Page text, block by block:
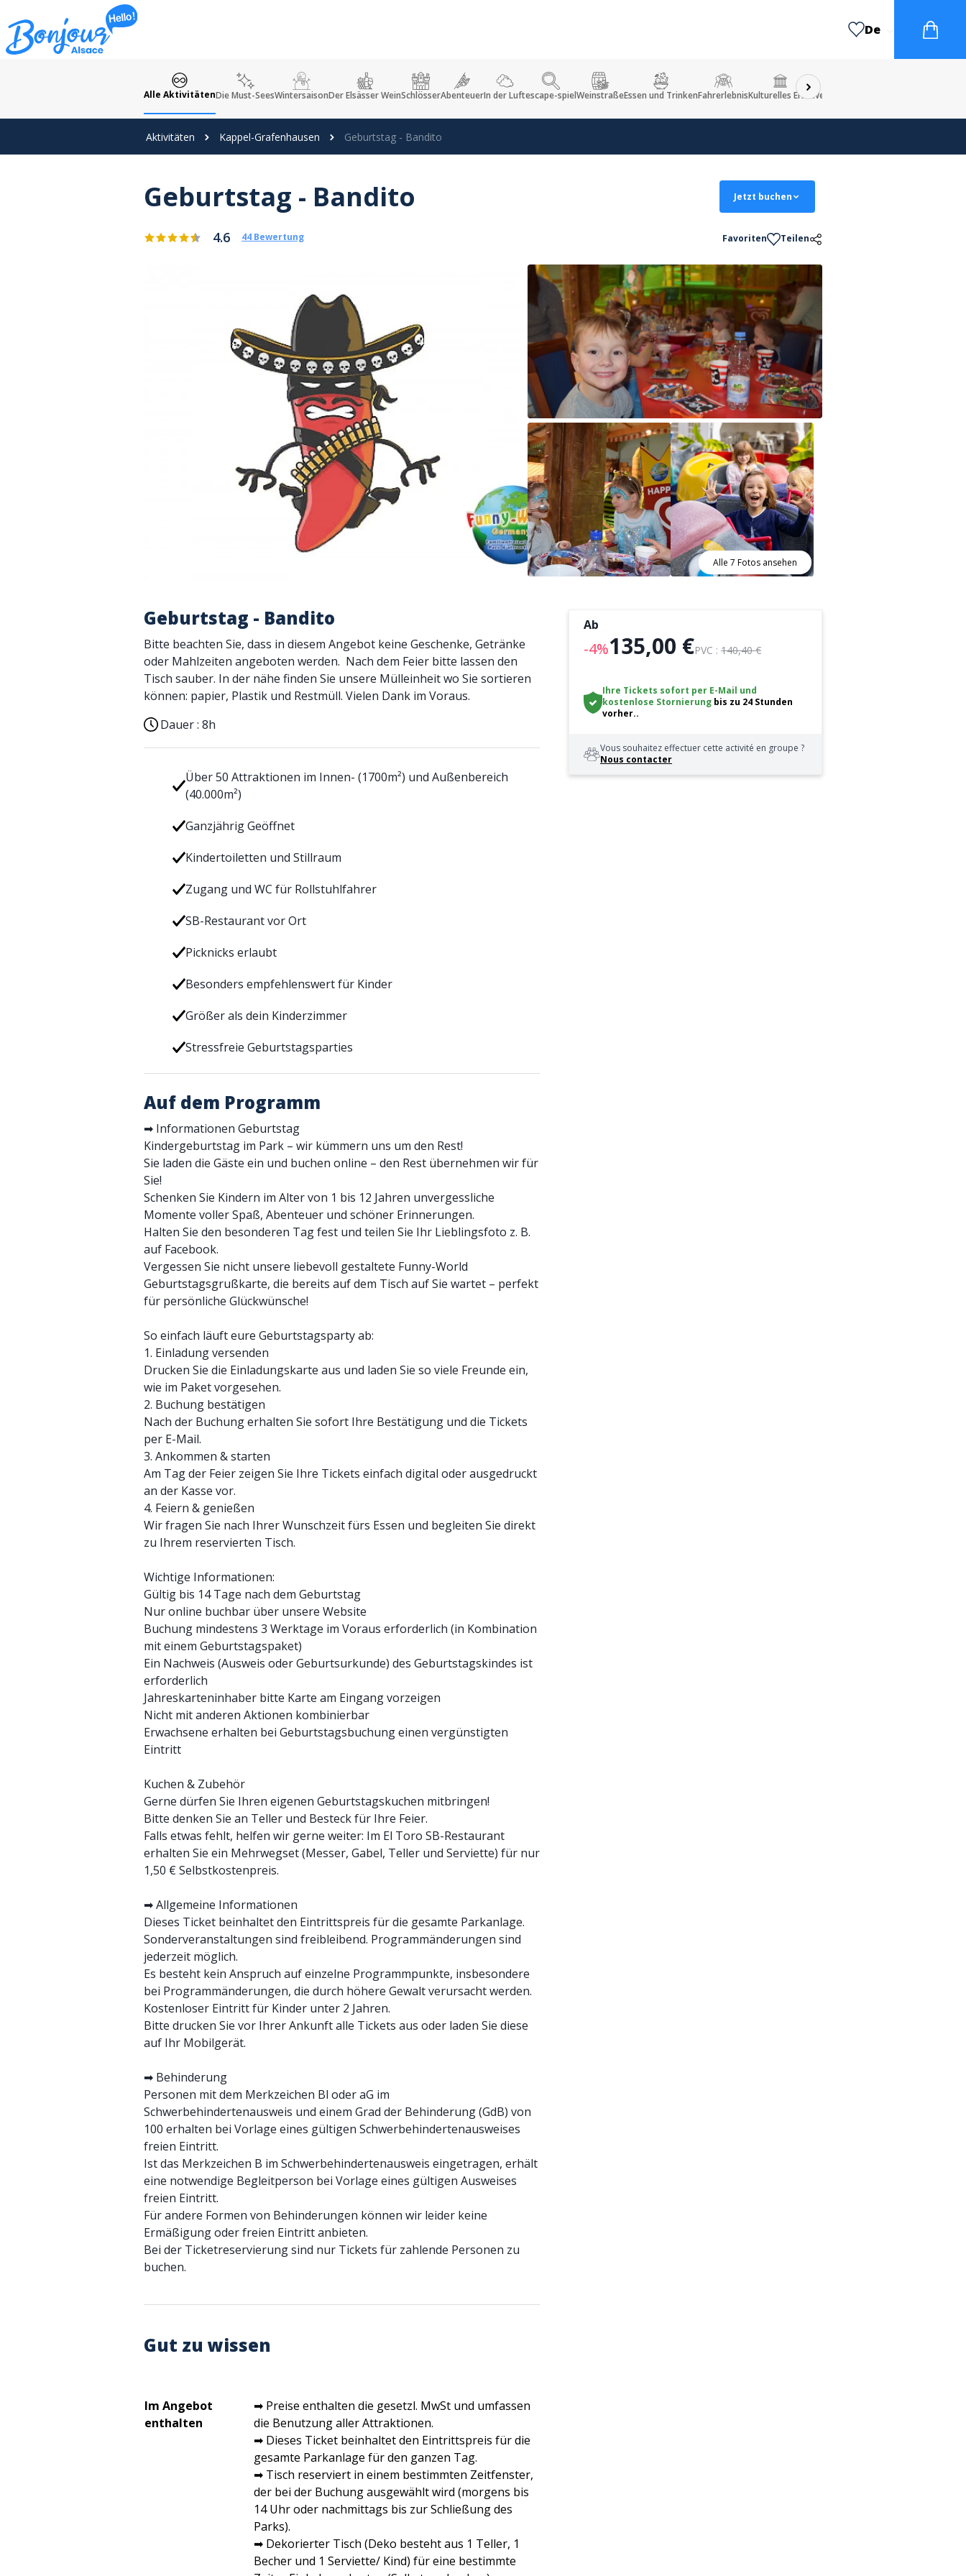
Cookie-Einstellungen
De
Alle AktivitätenDie Must-SeesWintersaisonDer Elsässer WeinSchlösserAbenteuerIn der Luftescape-spielWeinstraßeEssen und TrinkenFahrerlebnisKulturelles Erbe Werkstatt
Aktivitäten Kappel-Grafenhausen Geburtstag - Bandito
Geburtstag - Bandito Jetzt buchen
4.6 44 Bewertung Favoriten Teilen
Alle 7 Fotos ansehen
Geburtstag - Bandito
Bitte beachten Sie, dass in diesem Angebot keine Geschenke, Getränke
oder Mahlzeiten angeboten werden. Nach dem Feier bitte lassen den
Tisch sauber. In der nähe finden Sie unsere Mülleinheit wo Sie sortieren
können: papier, Plastik und Restmüll. Vielen Dank im Voraus.
Dauer : 8h
Über 50 Attraktionen im Innen- (1700m²) und Außenbereich
(40.000m²)
Ganzjährig Geöffnet
Kindertoiletten und Stillraum
Zugang und WC für Rollstuhlfahrer
SB-Restaurant vor Ort
Picknicks erlaubt
Besonders empfehlenswert für Kinder
Größer als dein Kinderzimmer
Stressfreie Geburtstagsparties
Auf dem Programm
➡ Informationen Geburtstag
Kindergeburtstag im Park – wir kümmern uns um den Rest!
Sie laden die Gäste ein und buchen online – den Rest übernehmen wir für
Sie!
Schenken Sie Kindern im Alter von 1 bis 12 Jahren unvergessliche
Momente voller Spaß, Abenteuer und schöner Erinnerungen.
Halten Sie den besonderen Tag fest und teilen Sie Ihr Lieblingsfoto z. B.
auf Facebook.
Vergessen Sie nicht unsere liebevoll gestaltete Funny-World
Geburtstagsgrußkarte, die bereits auf dem Tisch auf Sie wartet – perfekt
für persönliche Glückwünsche!
So einfach läuft eure Geburtstagsparty ab:
1. Einladung versenden
Drucken Sie die Einladungskarte aus und laden Sie so viele Freunde ein,
wie im Paket vorgesehen.
2. Buchung bestätigen
Nach der Buchung erhalten Sie sofort Ihre Bestätigung und die Tickets
per E-Mail.
3. Ankommen & starten
Am Tag der Feier zeigen Sie Ihre Tickets einfach digital oder ausgedruckt
an der Kasse vor.
4. Feiern & genießen
Wir fragen Sie nach Ihrer Wunschzeit fürs Essen und begleiten Sie direkt
zu Ihrem reservierten Tisch.
Wichtige Informationen:
Gültig bis 14 Tage nach dem Geburtstag
Nur online buchbar über unsere Website
Buchung mindestens 3 Werktage im Voraus erforderlich (in Kombination
mit einem Geburtstagspaket)
Ein Nachweis (Ausweis oder Geburtsurkunde) des Geburtstagskindes ist
erforderlich
Jahreskarteninhaber bitte Karte am Eingang vorzeigen
Nicht mit anderen Aktionen kombinierbar
Erwachsene erhalten bei Geburtstagsbuchung einen vergünstigten
Eintritt
Kuchen & Zubehör
Gerne dürfen Sie Ihren eigenen Geburtstagskuchen mitbringen!
Bitte denken Sie an Teller und Besteck für Ihre Feier.
Falls etwas fehlt, helfen wir gerne weiter: Im El Toro SB-Restaurant
erhalten Sie ein Mehrwegset (Messer, Gabel, Teller und Serviette) für nur
1,50 € Selbstkostenpreis.
➡ Allgemeine Informationen
Dieses Ticket beinhaltet den Eintrittspreis für die gesamte Parkanlage.
Sonderveranstaltungen sind freibleibend. Programmänderungen sind
jederzeit möglich.
Es besteht kein Anspruch auf einzelne Programmpunkte, insbesondere
bei Programmänderungen, die durch höhere Gewalt verursacht werden.
Kostenloser Eintritt für Kinder unter 2 Jahren.
Bitte drucken Sie vor Ihrer Ankunft alle Tickets aus oder laden Sie diese
auf Ihr Mobilgerät.
➡ Behinderung
Personen mit dem Merkzeichen Bl oder aG im
Schwerbehindertenausweis und einem Grad der Behinderung (GdB) von
100 erhalten bei Vorlage eines gültigen Schwerbehindertenausweises
freien Eintritt.
Ist das Merkzeichen B im Schwerbehindertenausweis eingetragen, erhält
eine notwendige Begleitperson bei Vorlage eines gültigen Ausweises
freien Eintritt.
Für andere Formen von Behinderungen können wir leider keine
Ermäßigung oder freien Eintritt anbieten.
Bei der Ticketreservierung sind nur Tickets für zahlende Personen zu
buchen.
Gut zu wissen
Im Angebot
enthalten
➡ Preise enthalten die gesetzl. MwSt und umfassen
die Benutzung aller Attraktionen.
➡ Dieses Ticket beinhaltet den Eintrittspreis für die
gesamte Parkanlage für den ganzen Tag.
➡ Tisch reserviert in einem bestimmten Zeitfenster,
der bei der Buchung ausgewählt wird (morgens bis
14 Uhr oder nachmittags bis zur Schließung des
Parks).
➡ Dekorierter Tisch (Deko besteht aus 1 Teller, 1
Becher und 1 Serviette/ Kind) für eine bestimmte
Ab
-4%135,00 €PVC :140,40 €
Ihre Tickets sofort per E-Mail und
kostenlose Stornierung bis zu 24 Stunden
vorher..
Vous souhaitez effectuer cette activité en groupe ?
Nous contacter